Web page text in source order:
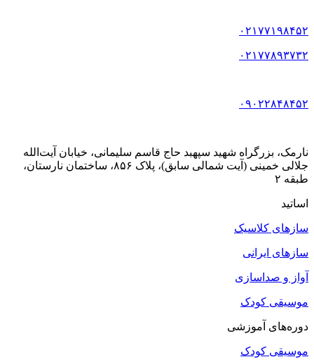
۰۲۱۷۷۱۹۸۴۵۲
۰۲۱۷۷۸۹۳۷۳۲
۰۹۰۲۲۸۴۸۴۵۲
نارمک، بزرگراه شهید سپهبد حاج قاسم سلیمانی، خیابان آیت‌الله
جلالی خمینی (آیت شمالی سابق)، پلاک ۸۵۶، ساختمان نارستان،
طبقه ۲
اساتید
سازهای کلاسیک
سازهای ایرانی
آواز و صداسازی
موسیقی کودک
دوره‌های آموزشی
موسیقی کودک